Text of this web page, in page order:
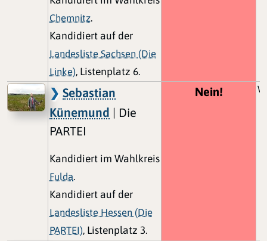
Chemnitz.
Kandidiert auf der
Landesliste Sachsen (Die
Linke), Listenplatz 6.
Sebastian
Künemund | Die
PARTEI
Kandidiert im Wahlkreis
Fulda.
Kandidiert auf der
Landesliste Hessen (Die
PARTEI), Listenplatz 3.
Nein!